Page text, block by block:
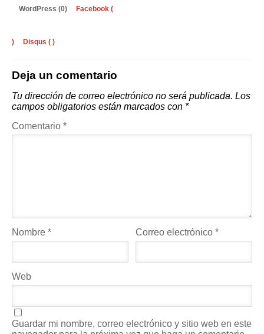
WordPress (0) Facebook (
) Disqus ( )
Deja un comentario
Tu dirección de correo electrónico no será publicada. Los
campos obligatorios están marcados con *
Comentario *
Nombre * Correo electrónico*
Web
Guardar mi nombre, correo electrónico y sitio web en este